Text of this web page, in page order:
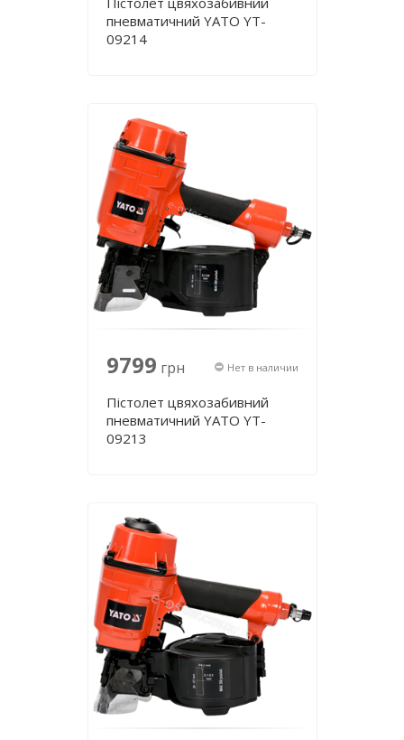
пневматичний YATO YT-
09214
9799 грн Нет в наличии
Пістолет цвяхозабивний
пневматичний YATO YT-
09213